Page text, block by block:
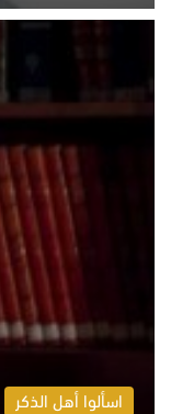
السبت 8 أغسطس 2026 11:04 ص
اسألوا أهل الذكر